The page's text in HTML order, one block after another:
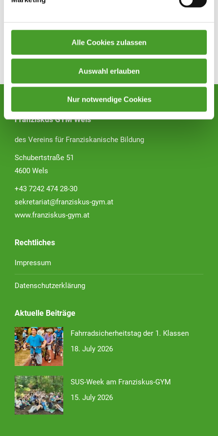
Alle Cookies zulassen
Auswahl erlauben
Nur notwendige Cookies
Franziskus GYM Wels
des Vereins für Franziskanische Bildung
Schubertstraße 51
4600 Wels
+43 7242 474 28-30
sekretariat@franziskus-gym.at
www.franziskus-gym.at
Rechtliches
Impressum
Datenschutzerklärung
Aktuelle Beiträge
Fahrradsicherheitstag der 1. Klassen
18. July 2026
SUS-Week am Franziskus-GYM
15. July 2026